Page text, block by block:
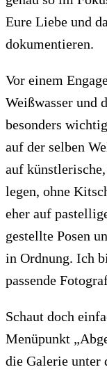
Eure Liebe und
dokumentieren.
Vor einem
Weißwasser und
besonders
auf der selben
auf
legen, ohne
eher auf
gestellte Posen
in Ordnung. Ich
passende
Schaut doch
Menüpunkt
die Galerie unter